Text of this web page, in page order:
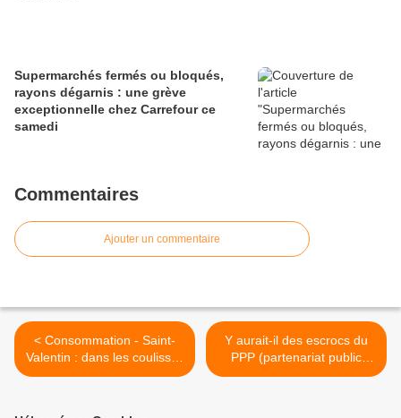
Supermarchés fermés ou bloqués,
rayons dégarnis : une grève
exceptionnelle chez Carrefour ce
samedi
Commentaires
Ajouter un commentaire
< Consommation - Saint-
Valentin : dans les coulisses
pas très romantiques du
Y aurait-il des escrocs du
PPP (partenariat public
privé) ? >